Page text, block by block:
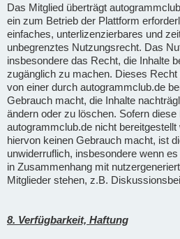
Das Mitglied überträgt
ein zum Betrieb der Plattform
einfaches, unterlizenzierbares und
unbegrenztes Nutzungsrecht. Das
insbesondere das Recht, die Inhalte
zugänglich zu machen. Dieses
von einer durch autogrammclub.de
Gebrauch macht, die Inhalte
ändern oder zu löschen. Sofern
autogrammclub.de nicht
hiervon keinen Gebrauch macht, ist
unwiderruflich, insbesondere wenn
in Zusammenhang mit
Mitglieder stehen, z.B.
8. Verfügbarkeit, Haftung